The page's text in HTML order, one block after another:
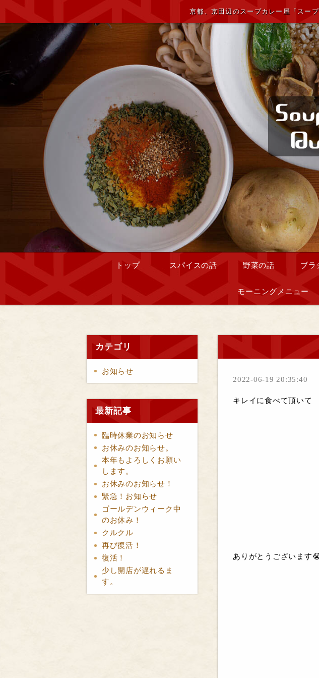
京都、京田辺のスープカレー屋「ス
トップ スパイスの話 野菜の話 ブラ
モーニングメニュー
カテゴリ
お知らせ
最新記事
臨時休業のお知らせ
お休みのお知らせ。
本年もよろしくお願い
します。
お休みのお知らせ！
緊急！お知らせ
ゴールデンウィーク中
のお休み！
クルクル
再び復活！
復活！
少し開店が遅れるま
す。
2022-06-19 20:35:40
キレイに食べて頂いて
ありがとうございます